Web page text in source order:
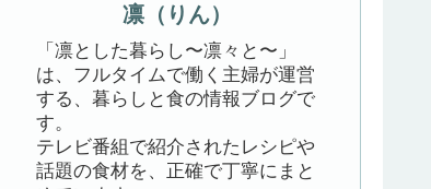
凛（りん）
「凛とした暮らし〜凛々と〜」
は、フルタイムで働く主婦が運営
する、暮らしと食の情報ブログで
す。
テレビ番組で紹介されたレシピや
話題の食材を、正確で丁寧にまと